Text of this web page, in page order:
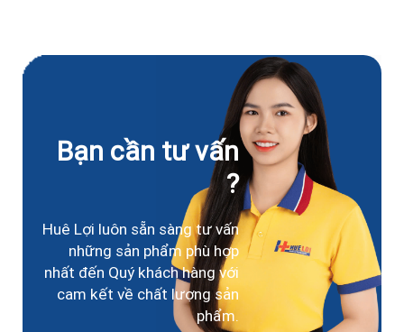
Bạn cần tư vấn
?
Huê Lợi luôn sẵn sàng tư vấn
những sản phẩm phù hợp
nhất đến Quý khách hàng với
cam kết về chất lượng sản
phẩm.